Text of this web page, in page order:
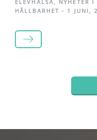
ELEVHÄLSA , NYHETER I
HÅLLBARHET - 1 JUNI,
LÄS MER